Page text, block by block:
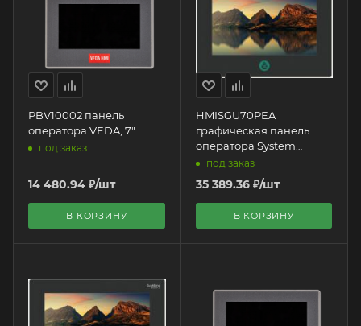
PBV10002 панель
оператора VEDA, 7"
под заказ
14 480.94 ₽/шт
В КОРЗИНУ
HMISGU70PEA
графическая панель
оператора System
Electric | 7" HMI
под заказ
35 389.36₽/шт
В КОРЗИНУ